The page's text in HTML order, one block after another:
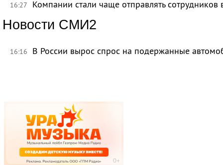
16:27 Компании стали чаще отправлять сотрудников
Новости СМИ2
16:16 В России вырос спрос на подержанные